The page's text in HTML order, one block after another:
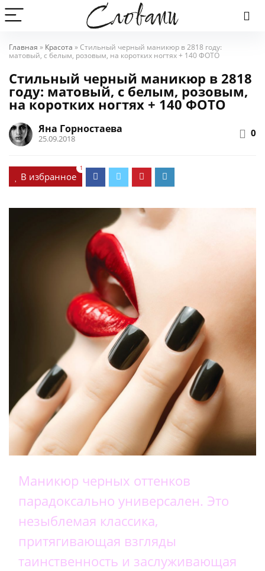
Главная » Красота »Стильный черный маникюр в 2818 году:
матовый, с белым, розовым, на коротких ногтях + 140 ФОТО
Стильный черный маникюр в 2818
году: матовый, с белым, розовым,
на коротких ногтях + 140 ФОТО
Яна Горностаева
25.09.2018 0
В избранное
1
Маникюр черных оттенков
парадоксально универсален. Это
незыблемая классика,
притягивающая взгляды
таинственность и заслуживающая